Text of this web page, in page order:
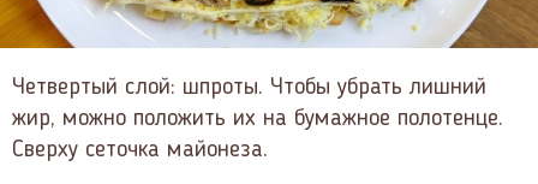
Четвертый слой: шпроты. Чтобы убрать лишний
жир, можно положить их на бумажное полотенце.
Сверху сеточка майонеза.